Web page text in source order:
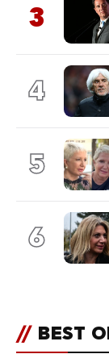
3
4
5
6
// BEST